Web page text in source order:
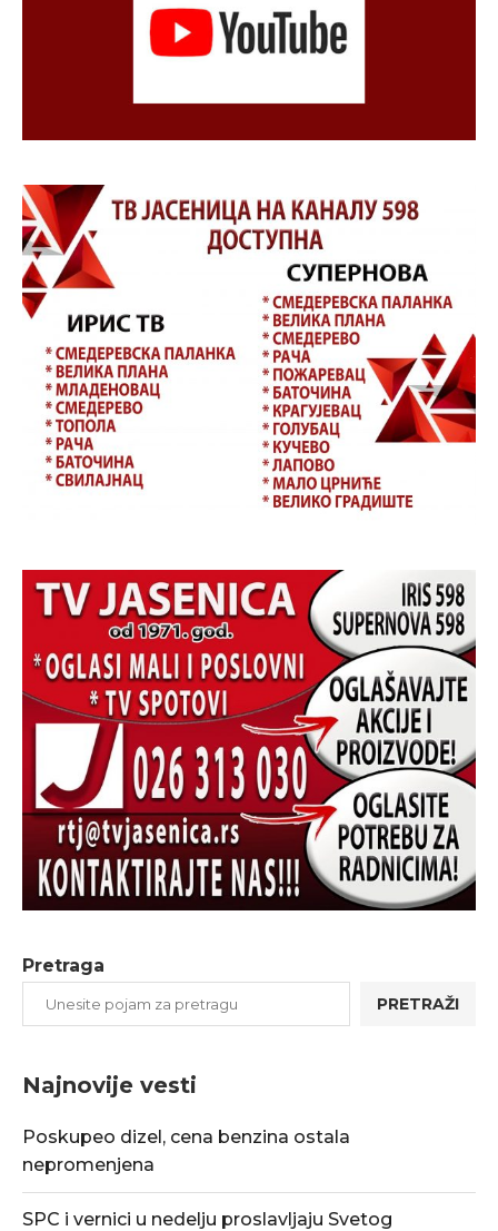
Pretraga
PRETRAŽI
Najnovije vesti
Poskupeo dizel, cena benzina ostala
nepromenjena
SPC i vernici u nedelju proslavljaju Svetog